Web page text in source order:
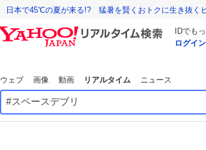
日本で45℃の夏が来る!? 猛暑を賢くおトクに生き抜く
IDでも
ログイン
ウェブ 画像 動画 リアルタイム ニュース